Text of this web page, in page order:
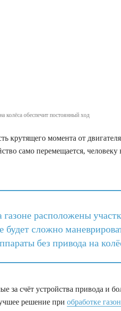
колёса обеспечит постоянный ход
крутящего момента от
само перемещается,
газоне расположены
будет сложно
без привода на
за счёт устройства привода и
решение при обработке